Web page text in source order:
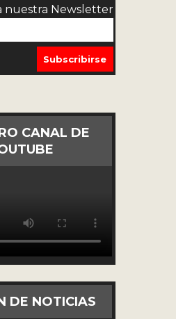
nuestra Newsletter
CANAL DE
DE NOTICIAS